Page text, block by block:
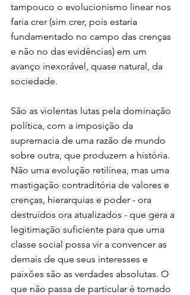
tampouco o evolucionismo linear nos
faria crer (sim crer, pois estaria
fundamentado no campo das crenças
e não no das evidências) em um
avanço inexorável, quase natural, da
sociedade.
São as violentas lutas pela dominação
política, com a imposição da
supremacia de uma razão de mundo
sobre outra, que produzem a história.
Não uma evolução retilínea, mas uma
mastigação contraditória de valores e
crenças, hierarquias e poder - ora
destruídos ora atualizados - que gera a
legitimação suficiente para que uma
classe social possa vir a convencer as
demais de que seus interesses e
paixões são as verdades absolutas. O
que não passa de particular é tornado